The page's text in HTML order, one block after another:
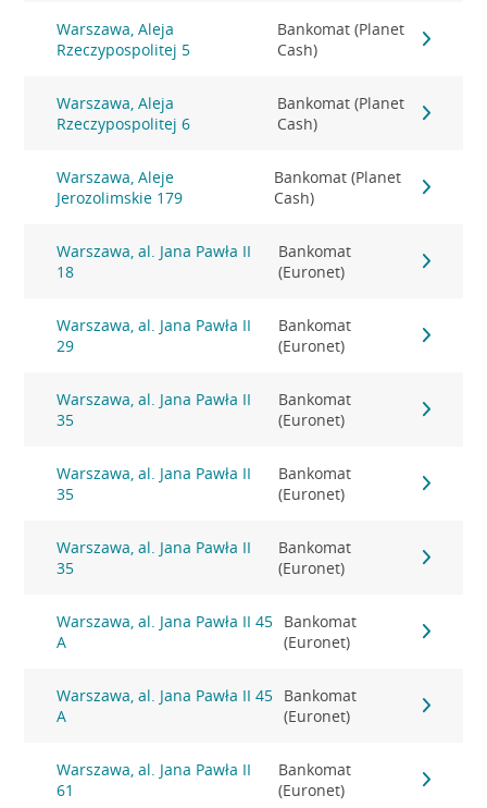
Warszawa, Aleja
Rzeczypospolitej 5
Bankomat (Planet
Cash)
Warszawa, Aleja
Rzeczypospolitej 6
Bankomat (Planet
Cash)
Warszawa, Aleje
Jerozolimskie 179
Bankomat (Planet
Cash)
Warszawa, al. Jana Pawła II
18
Bankomat
(Euronet)
Warszawa, al. Jana Pawła II
29
Bankomat
(Euronet)
Warszawa, al. Jana Pawła II
35
Bankomat
(Euronet)
Warszawa, al. Jana Pawła II
35
Bankomat
(Euronet)
Warszawa, al. Jana Pawła II
35
Bankomat
(Euronet)
Warszawa, al. Jana Pawła II 45
A
Bankomat
(Euronet)
Warszawa, al. Jana Pawła II 45
A
Bankomat
(Euronet)
Warszawa, al. Jana Pawła II
61
Bankomat
(Euronet)